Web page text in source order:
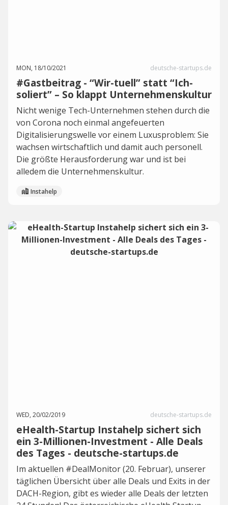
MON, 18/10/2021 deutsche-startups.de
#Gastbeitrag - “Wir-tuell” statt “Ich-
soliert” – So klappt Unternehmenskultur
Nicht wenige Tech-Unternehmen stehen durch die
von Corona noch einmal angefeuerten
Digitalisierungswelle vor einem Luxusproblem: Sie
wachsen wirtschaftlich und damit auch personell.
Die größte Herausforderung war und ist bei
alledem die Unternehmenskultur.
Instahelp
WED, 20/02/2019 deutsche-startups.de
eHealth-Startup Instahelp sichert sich
ein 3-Millionen-Investment - Alle Deals
des Tages - deutsche-startups.de
Im aktuellen #DealMonitor (20. Februar), unserer
täglichen Übersicht über alle Deals und Exits in der
DACH-Region, gibt es wieder alle Deals der letzten